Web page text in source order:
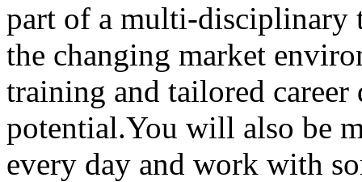
part of a multi-disciplinary
the changing market
training and tailored
potential.You will also be
every day and work with